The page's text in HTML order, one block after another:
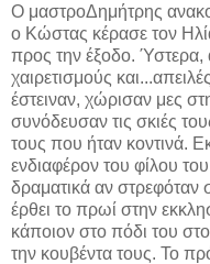
Ο μαστροΔημήτρης
ο Κώστας κέρασε τον
προς την έξοδο. Ύστερα,
χαιρετισμούς
έστειναν, χώρισαν μες
συνόδευσαν τις σκιές
τους που ήταν κοντινά.
ενδιαφέρον του φίλου
δραματικά αν στρεφόταν
έρθει το πρωί στην
κάποιον στο πόδι του
την κουβέντα τους. Το